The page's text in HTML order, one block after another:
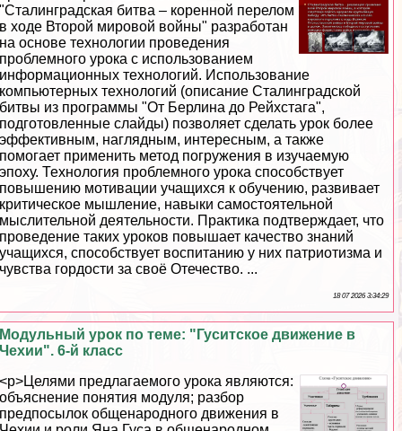
"Сталинградская битва – коренной перелом
в ходе Второй мировой войны" разработан
на основе технологии проведения
проблемного урока с использованием
информационных технологий. Использование
компьютерных технологий (описание Сталинградской
битвы из программы "От Берлина до Рейхстага",
подготовленные слайды) позволяет сделать урок более
эффективным, наглядным, интересным, а также
помогает применить метод погружения в изучаемую
эпоху. Технология проблемного урока способствует
повышению мотивации учащихся к обучению, развивает
критическое мышление, навыки самостоятельной
мыслительной деятельности. Пpaктика подтверждает, что
проведение таких уроков повышает качество знаний
учащихся, способствует воспитанию у них патриотизма и
чувства гордости за своё Отечество. ...
18 07 2026 3:34:29
Модульный урок по теме: "Гуситское движение в
Чехии". 6-й класс
<p>Целями предлагаемого урока являются:
объяснение понятия модуля; разбор
предпосылок общенародного движения в